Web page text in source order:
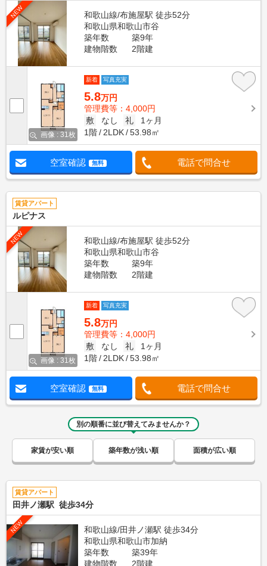
NEW
和歌山線/布施屋駅 徒歩52分
和歌山県和歌山市谷
築年数
築9年
建物階数
2階建
画像 : 31枚
新着 写真充実
5.8万円
管理費等：4,000円
敷
なし 礼
1ヶ月
1階
2LDK 53.98㎡
空室確認 無料 電話で問合せ
賃貸アパート
ルピナス
NEW
和歌山線/布施屋駅 徒歩52分
和歌山県和歌山市谷
築年数
築9年
建物階数
2階建
画像 : 31枚
新着 写真充実
5.8万円
管理費等：4,000円
敷
なし 礼
1ヶ月
1階
2LDK 53.98㎡
空室確認 無料 電話で問合せ
別の順番に並び替えてみませんか？
家賃が安い順 築年数が浅い順 面積が広い順
賃貸アパート
田井ノ瀬駅 徒歩34分
NEW
和歌山線/田井ノ瀬駅 徒歩34分
和歌山県和歌山市加納
築年数
築39年
建物階数
2階建